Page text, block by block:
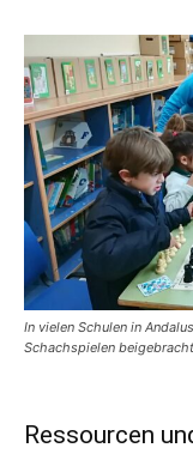
In vielen Schulen in
Schachspielen
Ressourcen